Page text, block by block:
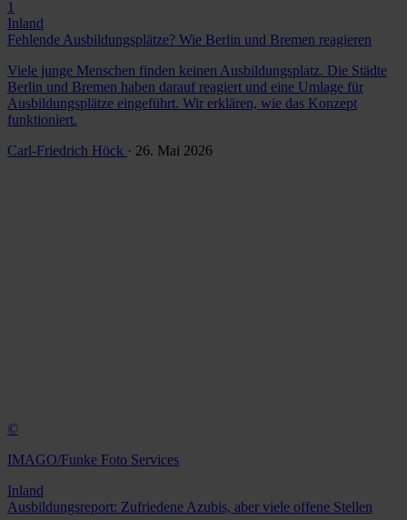
1
Inland
Fehlende Ausbildungsplätze? Wie Berlin und Bremen reagieren
Viele junge Menschen finden keinen Ausbildungsplatz. Die Städte
Berlin und Bremen haben darauf reagiert und eine Umlage für
Ausbildungsplätze eingeführt. Wir erklären, wie das Konzept
funktioniert.
Carl-Friedrich Höck · 26. Mai 2026
©
IMAGO/Funke Foto Services
Inland
Ausbildungsreport: Zufriedene Azubis, aber viele offene Stellen